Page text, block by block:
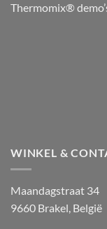
Thermomix®
WINKEL &
Maandagstraat 34
9660 Brakel, België